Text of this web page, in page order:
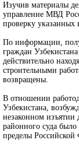
Изучив материалы
управление МВД
проверку указанных
По информации,
граждан
действительно
строительными
возвращены.
В отношении
Узбекистана,
незаконном изъятии
районного суда
пределы Российской